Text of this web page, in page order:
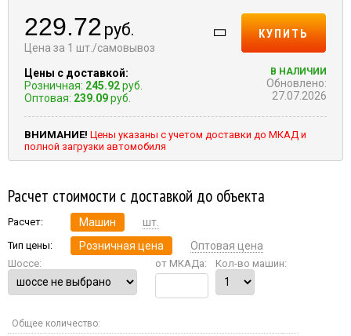
229.72 руб.
Цена за 1 шт./самовывоз
Цены с доставкой:
Розничная: 245.92руб.
Оптовая: 239.09руб.
КУПИТЬ
В НАЛИЧИИ
Обновлено:
27.07.2026
ВНИМАНИЕ! Цены указаны с учетом доставки до МКАД и
полной загрузки автомобиля
Расчет стоимости с доставкой до объекта
Расчет: Машин шт.
Тип цены: Розничная цена Оптовая цена
Шоссе: от МКАДа: Кол-во машин:
Общее количество: